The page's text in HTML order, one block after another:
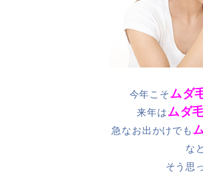
今年こそムダ
来年はムダ
急なお出かけでも
な
そう思